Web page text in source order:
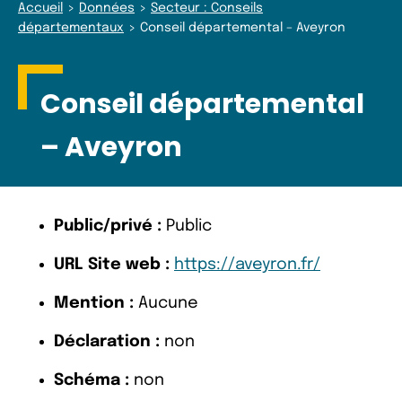
Accueil Données
Secteur : Conseils
départementaux
Conseil départemental – Aveyron
Conseil départemental
– Aveyron
Public/privé : Public
URL Site web : https://aveyron.fr/
Mention : Aucune
Déclaration : non
Schéma : non